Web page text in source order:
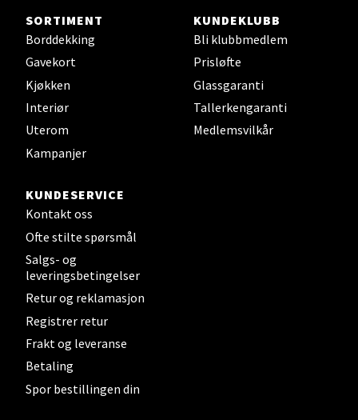
SORTIMENT
Borddekking
Gavekort
Kjøkken
Interiør
Uterom
Kampanjer
KUNDEKLUBB
Bli klubbmedlem
Prisløfte
Glassgaranti
Tallerkengaranti
Medlemsvilkår
KUNDESERVICE
Kontakt oss
Ofte stilte spørsmål
Salgs- og
leveringsbetingelser
Retur og reklamasjon
Registrer retur
Frakt og leveranse
Betaling
Spor bestillingen din
Velg
Mandal - Alti Mandal
Skarvøyveien 55, 4517 Mandal
Åpent i dag 10-20
0 i butikk
Mo i Rana - Thon Senter Mo i
Rana